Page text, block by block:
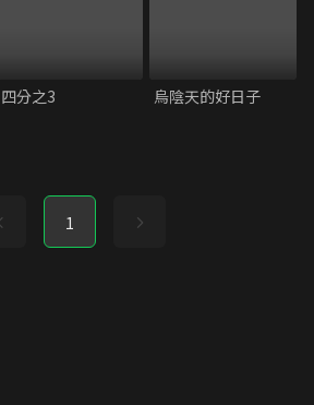
四分之3 烏陰天的好日子
1